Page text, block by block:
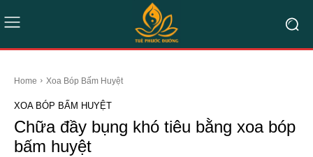
Home Xoa Bóp Bấm Huyệt
XOA BÓP BẤM HUYỆT
Chữa đầy bụng khó tiêu bằng xoa bóp
bấm huyệt